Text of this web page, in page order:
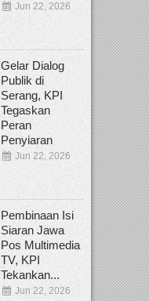
Jun 22, 2026
Gelar Dialog
Publik di
Serang, KPI
Tegaskan
Peran
Penyiaran
Jun 22, 2026
Pembinaan Isi
Siaran Jawa
Pos Multimedia
TV, KPI
Tekankan...
Jun 22, 2026